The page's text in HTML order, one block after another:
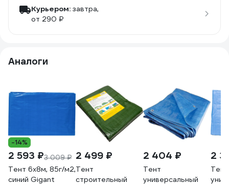
Курьером: завтра,
от 290 ₽
Аналоги
-14%
2 593 ₽3 009 ₽
Тент 6х8м, 85г/м2,
синий Gigant
2 499 ₽
Тент
строительный
2 404 ₽
Тент
универсальный
2
Тент